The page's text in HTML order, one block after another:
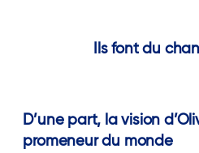
Ils font du
D’une part, la vision
promeneur du monde